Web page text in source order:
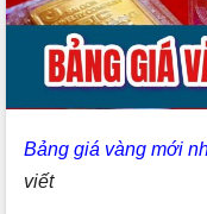
Bảng giá vàng mới
viết